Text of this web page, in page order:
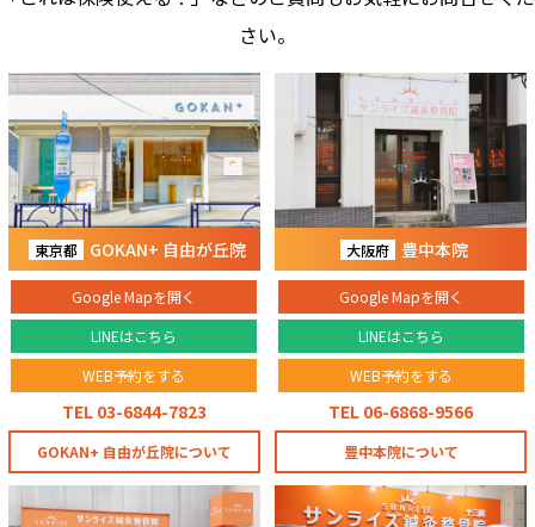
さい。
東京都 GOKAN+ 自由が丘院
Google Mapを開く
LINEはこちら
WEB予約をする
TEL 03-6844-7823
GOKAN+ 自由が丘院について
大阪府 豊中本院
Google Mapを開く
LINEはこちら
WEB予約をする
TEL 06-6868-9566
豊中本院について